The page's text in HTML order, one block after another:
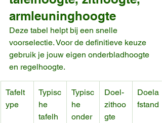
armleuninghoogte
Deze tabel helpt bij een snelle
voorselectie. Voor de definitieve keuze
gebruik je jouw eigen onderbladhoogte
en regelhoogte.
Tafelt
ype
Typisc
he
tafelh
Typisc
he
onder
Doel-
zithoo
gte
Doela
fstand